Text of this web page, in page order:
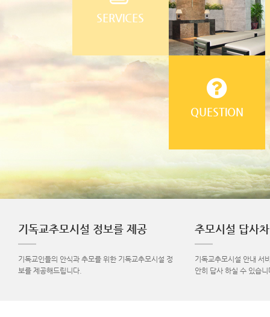
SERVICES
QUESTION
기독교추모시설 정보를 제공
기독교인들의 안식과 추모를 위한 기독교추모시설 정
보를 제공해드립니다.
추모시설 답사
기독교추모시설 안내 서
안히 답사 하실 수 있습니